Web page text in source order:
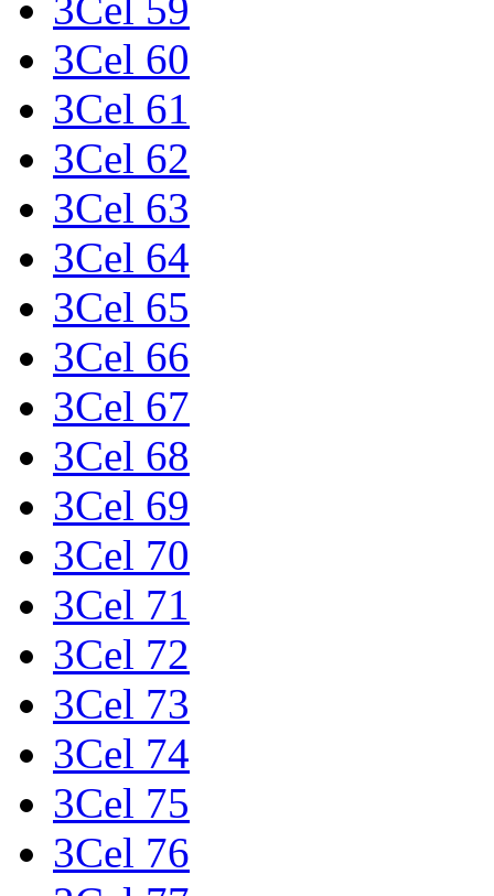
3Cel 60
3Cel 61
3Cel 62
3Cel 63
3Cel 64
3Cel 65
3Cel 66
3Cel 67
3Cel 68
3Cel 69
3Cel 70
3Cel 71
3Cel 72
3Cel 73
3Cel 74
3Cel 75
3Cel 76